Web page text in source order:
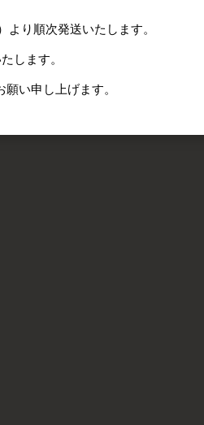
り順次発送いたします。
します。
い申し上げます。